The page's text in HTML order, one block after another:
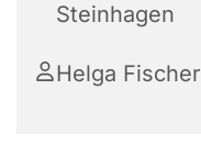
Steinhagen
Helga Fischer